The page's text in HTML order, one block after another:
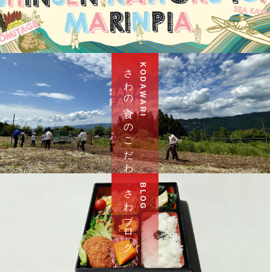
K O D A W A R I
さ わ の 食 へ の こ だ わ り
B L O G
さ わ ブ ロ グ